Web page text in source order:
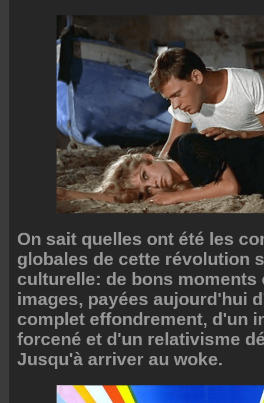
On sait quelles ont été les
globales de cette révolution
culturelle: de bons moments
images, payées aujourd'hui
complet effondrement, d'un
forcené et d'un relativisme
Jusqu'à arriver au woke.